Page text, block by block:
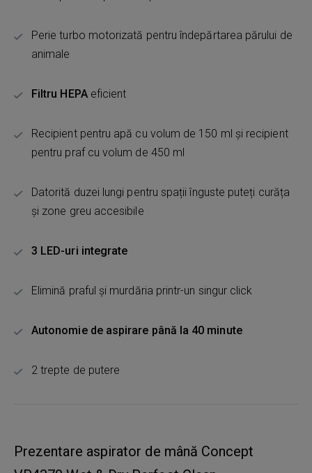
Perie turbo motorizată pentru îndepărtarea părului de
animale
Filtru HEPAeficient
Recipient pentru apă cu volum de 150 ml și recipient
pentru praf cu volum de 450 ml
Datorită duzei lungi pentru spații înguste puteți curăța
și zone greu accesibile
3 LED-uri integrate
Elimină praful și murdăria printr-un singur click
Autonomie de aspirare până la 40 minute
2 trepte de putere
Prezentare aspirator de mână Concept